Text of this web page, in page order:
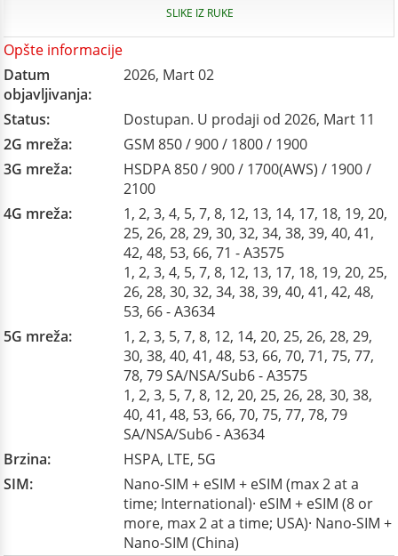
SLIKE IZ RUKE
Opšte informacije
Datum
objavljivanja:
2026, Mart 02
Status:
Dostupan. U prodaji od 2026, Mart 11
2G mreža:
GSM 850 / 900 / 1800 / 1900
3G mreža:
HSDPA 850 / 900 / 1700(AWS) / 1900 /
2100
4G mreža:
1, 2, 3, 4, 5, 7, 8, 12, 13, 14, 17, 18, 19, 20,
25, 26, 28, 29, 30, 32, 34, 38, 39, 40, 41,
42, 48, 53, 66, 71 - A3575
1, 2, 3, 4, 5, 7, 8, 12, 13, 17, 18, 19, 20, 25,
26, 28, 30, 32, 34, 38, 39, 40, 41, 42, 48,
53, 66 - A3634
5G mreža:
1, 2, 3, 5, 7, 8, 12, 14, 20, 25, 26, 28, 29,
30, 38, 40, 41, 48, 53, 66, 70, 71, 75, 77,
78, 79 SA/NSA/Sub6 - A3575
1, 2, 3, 5, 7, 8, 12, 20, 25, 26, 28, 30, 38,
40, 41, 48, 53, 66, 70, 75, 77, 78, 79
SA/NSA/Sub6 - A3634
Brzina:
HSPA, LTE, 5G
SIM:
Nano-SIM + eSIM + eSIM (max 2 at a
time; International)· eSIM + eSIM (8 or
more, max 2 at a time; USA)· Nano-SIM +
Nano-SIM (China)